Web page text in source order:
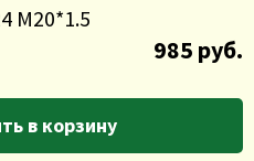
M20*1.5
985 руб.
в корзину